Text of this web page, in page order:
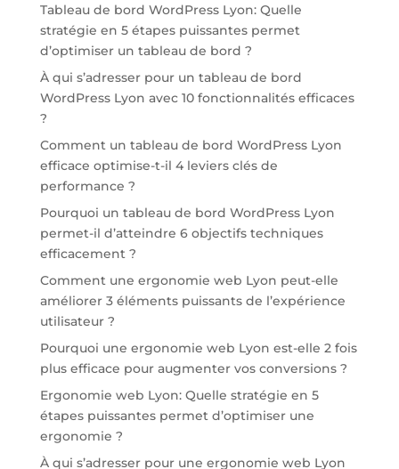
Tableau de bord WordPress Lyon: Quelle
stratégie en 5 étapes puissantes permet
d’optimiser un tableau de bord ?
À qui s’adresser pour un tableau de bord
WordPress Lyon avec 10 fonctionnalités efficaces
?
Comment un tableau de bord WordPress Lyon
efficace optimise-t-il 4 leviers clés de
performance ?
Pourquoi un tableau de bord WordPress Lyon
permet-il d’atteindre 6 objectifs techniques
efficacement ?
Comment une ergonomie web Lyon peut-elle
améliorer 3 éléments puissants de l’expérience
utilisateur ?
Pourquoi une ergonomie web Lyon est-elle 2 fois
plus efficace pour augmenter vos conversions ?
Ergonomie web Lyon: Quelle stratégie en 5
étapes puissantes permet d’optimiser une
ergonomie ?
À qui s’adresser pour une ergonomie web Lyon